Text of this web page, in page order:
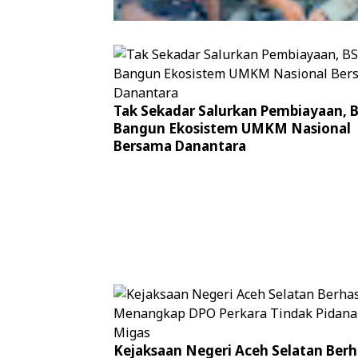
Patroli Humanis Satgas Kepolisian
Damai Cartenz di Puncak Jaya
Kedekatan dengan Masyarakat
Tak Sekadar Salurkan Pembiayaan,
Bangun Ekosistem UMKM Nasional
Bersama Danantara
Kejaksaan Negeri Aceh Selatan